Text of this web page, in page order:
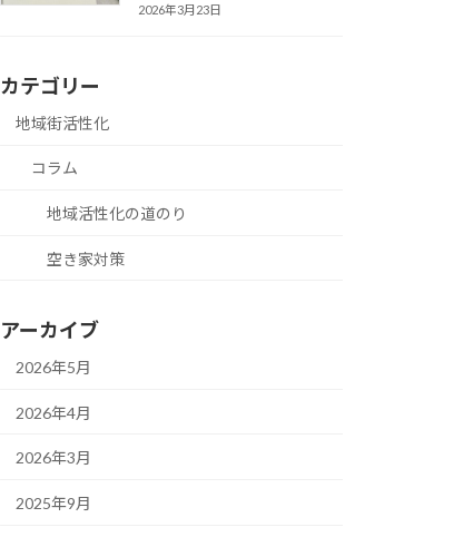
2026年3月23日
カテゴリー
地域街活性化
コラム
地域活性化の道のり
空き家対策
アーカイブ
2026年5月
2026年4月
2026年3月
2025年9月